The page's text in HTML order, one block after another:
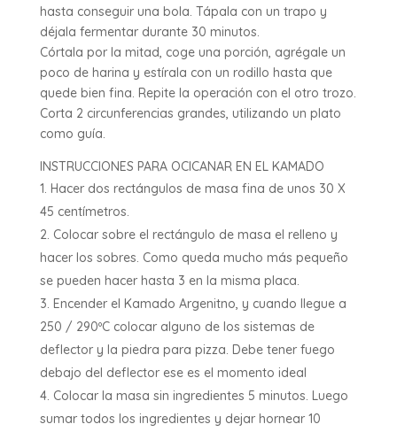
hasta conseguir una bola. Tápala con un trapo y
déjala fermentar durante 30 minutos.
Córtala por la mitad, coge una porción, agrégale un
poco de harina y estírala con un rodillo hasta que
quede bien fina. Repite la operación con el otro trozo.
Corta 2 circunferencias grandes, utilizando un plato
como guía.
INSTRUCCIONES PARA OCICANAR EN EL KAMADO
Hacer dos rectángulos de masa fina de unos 30 X
45 centímetros.
Colocar sobre el rectángulo de masa el relleno y
hacer los sobres. Como queda mucho más pequeño
se pueden hacer hasta 3 en la misma placa.
Encender el Kamado Argenitno, y cuando llegue a
250 / 290ºC colocar alguno de los sistemas de
deflector y la piedra para pizza. Debe tener fuego
debajo del deflector ese es el momento ideal
Colocar la masa sin ingredientes 5 minutos. Luego
sumar todos los ingredientes y dejar hornear 10